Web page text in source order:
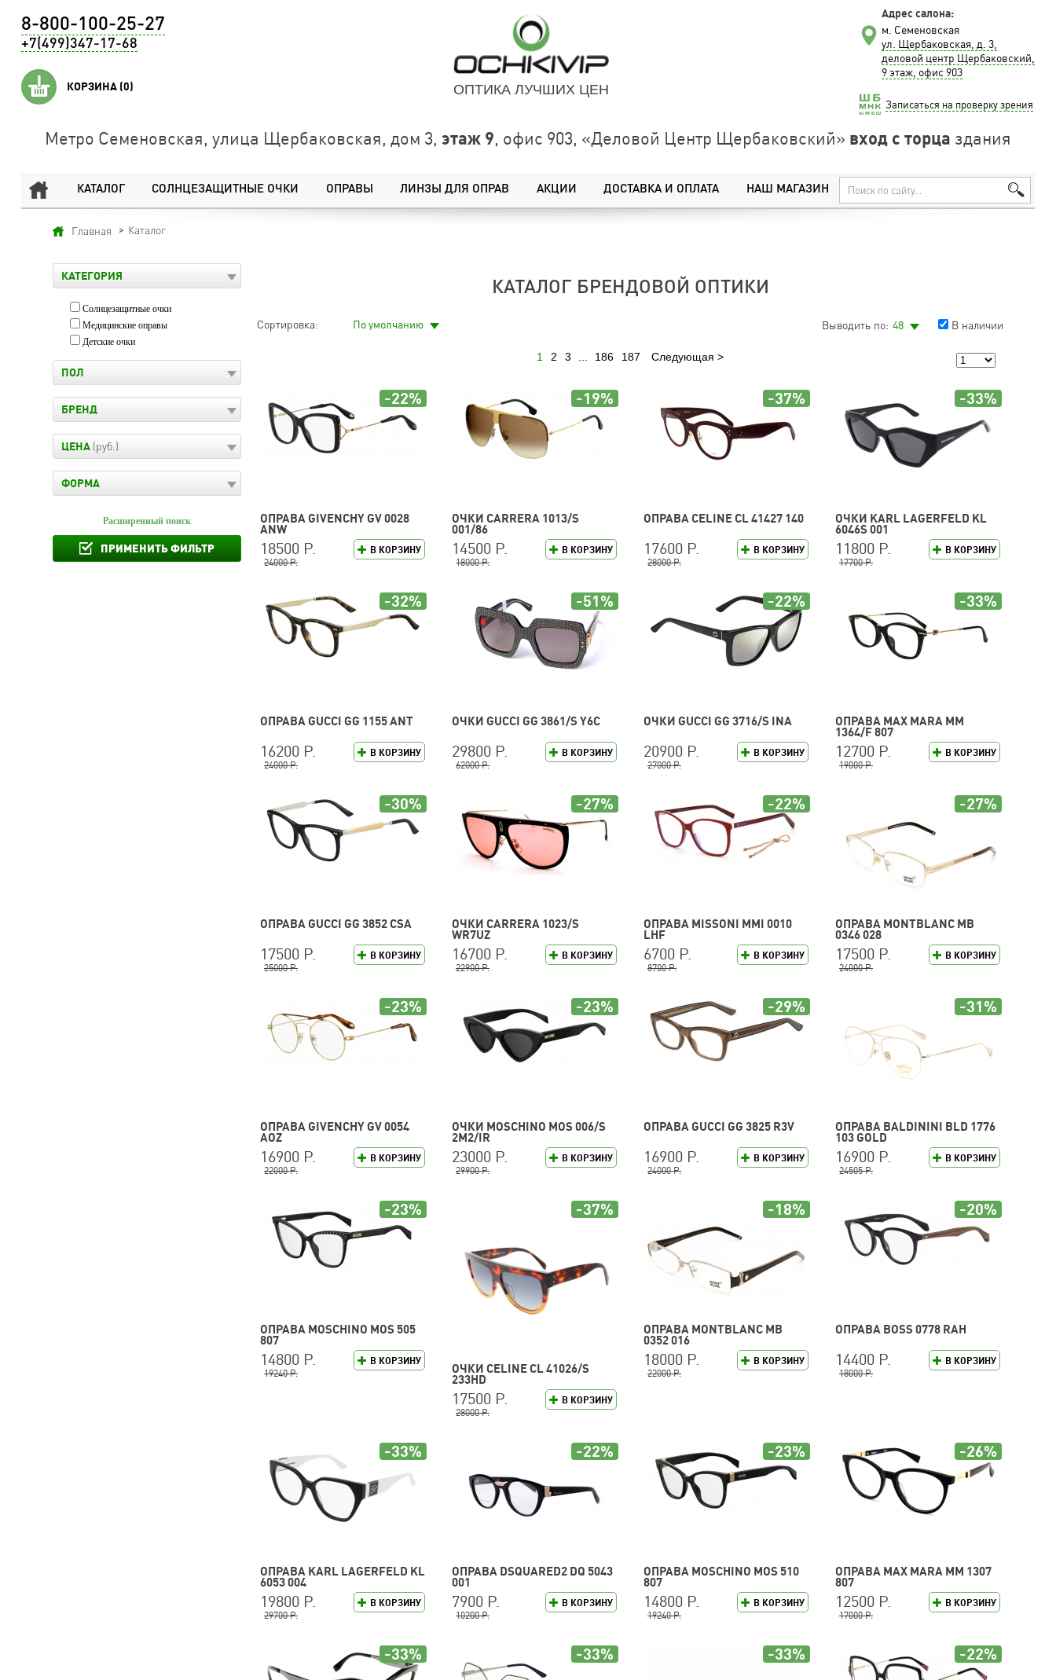
8-800-100-25-27
+7(499)347-17-68
КОРЗИНА (0) ОПТИКА ЛУЧШИХ ЦЕН
Адрес салона:
м. Семеновская
ул. Щербаковская, д. 3,
деловой центр Щербаковский,
9 этаж, офис 903
Записаться на проверку зрения
Метро Семеновская, улица Щербаковская, дом 3, этаж 9, офис 903, «Деловой Центр Щербаковский» вход с торца здания
КАТАЛОГ СОЛНЦЕЗАЩИТНЫЕ ОЧКИ ОПРАВЫ ЛИНЗЫ ДЛЯ ОПРАВ АКЦИИ ДОСТАВКА И ОПЛАТА НАШ МАГАЗИН
Главная Каталог
КАТЕГОРИЯ
Солнцезащитные очки
Медицинские оправы
Детские очки
ПОЛ
БРЕНД
ЦЕНА (руб.)
ФОРМА
Расширенный поиск
ПРИМЕНИТЬ ФИЛЬТР
КАТАЛОГ БРЕНДОВОЙ ОПТИКИ
Сортировка: По умолчанию Выводить по: 48 В наличии
1 2 3 186 187 Следующая
ОПРАВА GIVENCHY GV 0028
ANW
В КОРЗИНУ
18500 Р.
24000 Р.
-22%
ОЧКИ CARRERA 1013/S
001/86
В КОРЗИНУ
14500 Р.
18000 Р.
-19%
ОПРАВА CELINE CL 41427 140
В КОРЗИНУ
17600 Р.
28000 Р.
-37%
ОЧКИ KARL LAGERFELD KL
6046S 001
В КОРЗИНУ
11800 Р.
17700 Р.
-33%
ОПРАВА GUCCI GG 1155 ANT
В КОРЗИНУ
16200 Р.
24000 Р.
-32%
ОЧКИ GUCCI GG 3861/S Y6C
В КОРЗИНУ
29800 Р.
62000 Р.
-51%
ОЧКИ GUCCI GG 3716/S INA
В КОРЗИНУ
20900 Р.
27000 Р.
-22%
ОПРАВА MAX MARA MM
1364/F 807
В КОРЗИНУ
12700 Р.
19000 Р.
-33%
ОПРАВА GUCCI GG 3852 CSA
В КОРЗИНУ
17500 Р.
25000 Р.
-30%
ОЧКИ CARRERA 1023/S
WR7UZ
В КОРЗИНУ
16700 Р.
22900 Р.
-27%
ОПРАВА MISSONI MMI 0010
LHF
В КОРЗИНУ
6700 Р.
8700 Р.
-22%
ОПРАВА MONTBLANC MB
0346 028
В КОРЗИНУ
17500 Р.
24000 Р.
-27%
ОПРАВА GIVENCHY GV 0054
AOZ
В КОРЗИНУ
16900 Р.
22000 Р.
-23%
ОЧКИ MOSCHINO MOS 006/S
2M2/IR
В КОРЗИНУ
23000 Р.
29900 Р.
-23%
ОПРАВА GUCCI GG 3825 R3V
В КОРЗИНУ
16900 Р.
24000 Р.
-29%
ОПРАВА BALDININI BLD 1776
103 GOLD
В КОРЗИНУ
16900 Р.
24505 Р.
-31%
ОПРАВА MOSCHINO MOS 505
807
В КОРЗИНУ
14800 Р.
19240 Р.
-23%
ОЧКИ CELINE CL 41026/S
233HD
В КОРЗИНУ
17500 Р.
28000 Р.
-37%
ОПРАВА MONTBLANC MB
0352 016
В КОРЗИНУ
18000 Р.
22000 Р.
-18%
ОПРАВА BOSS 0778 RAH
В КОРЗИНУ
14400 Р.
18000 Р.
-20%
ОПРАВА KARL LAGERFELD KL
6053 004
В КОРЗИНУ
19800 Р.
29700 Р.
-33%
ОПРАВА DSQUARED2 DQ 5043
001
В КОРЗИНУ
7900 Р.
10200 Р.
-22%
ОПРАВА MOSCHINO MOS 510
807
В КОРЗИНУ
14800 Р.
19240 Р.
-23%
ОПРАВА MAX MARA MM 1307
807
В КОРЗИНУ
12500 Р.
17000 Р.
-26%
-33% -33% -33% -22%